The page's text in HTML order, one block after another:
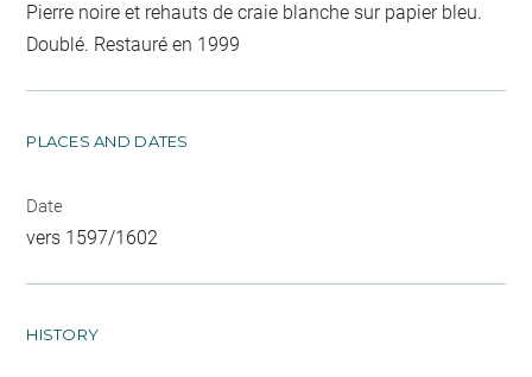
Pierre noire et rehauts de craie blanche sur papier bleu.
Doublé. Restauré en 1999
PLACES AND DATES
Date
vers 1597/1602
HISTORY